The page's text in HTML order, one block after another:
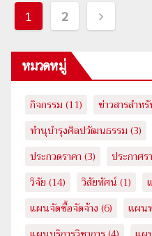
เมนู
นำทาง
เรื่อง
1 2
หมวดหมู่
กิจกรรม (11) ข่าวสารสำห
ทำนุบำรุงศิลปวัฒนธรรม (3)
ประกวดราคา (3) ประกาศร
วิจัย (14) วิสัยทัศน์(1)
แผนจัดซื้อจัดจ้าง (6) แผน